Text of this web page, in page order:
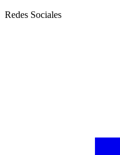
Redes Sociales